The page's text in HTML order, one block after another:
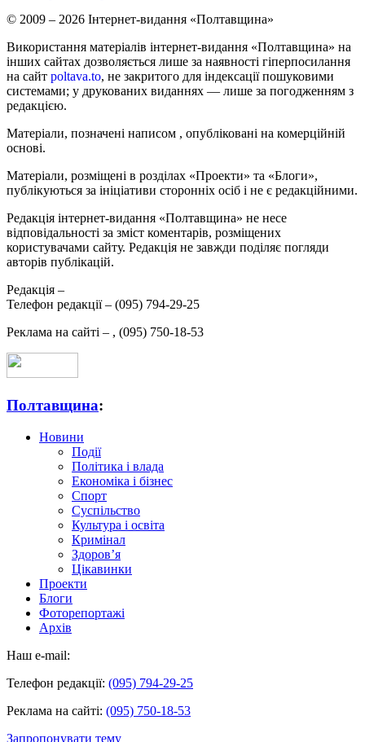
© 2009 – 2026 Інтернет-видання «Полтавщина»
Використання матеріалів інтернет-видання «Полтавщина» на
інших сайтах дозволяється лише за наявності гіперпосилання
на сайт poltava.to, не закритого для індексації пошуковими
системами; у друкованих виданнях — лише за погодженням з
редакцією.
Матеріали, позначені написом , опубліковані на комерційній
основі.
Матеріали, розміщені в розділах «Проекти» та «Блоги»,
публікуються за ініціативи сторонніх осіб і не є редакційними.
Редакція інтернет-видання «Полтавщина» не несе
відповідальності за зміст коментарів, розміщених
користувачами сайту. Редакція не завжди поділяє погляди
авторів публікацій.
Редакція –
Телефон редакції – (095) 794-29-25
Реклама на сайті – , (095) 750-18-53
Полтавщина:
Новини
Події
Політика і влада
Економіка і бізнес
Спорт
Суспільство
Культура і освіта
Кримінал
Здоров’я
Цікавинки
Проекти
Блоги
Фоторепортажі
Архів
Наш e-mail:
Телефон редакції: (095) 794-29-25
Реклама на сайті: (095) 750-18-53
Запропонувати тему